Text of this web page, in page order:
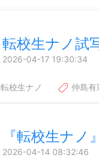
転校生ナノ試
2026-04-17 19:30:34
転校生ナノ 仲島有
『転校生ナノ
2026-04-14 08:32:46